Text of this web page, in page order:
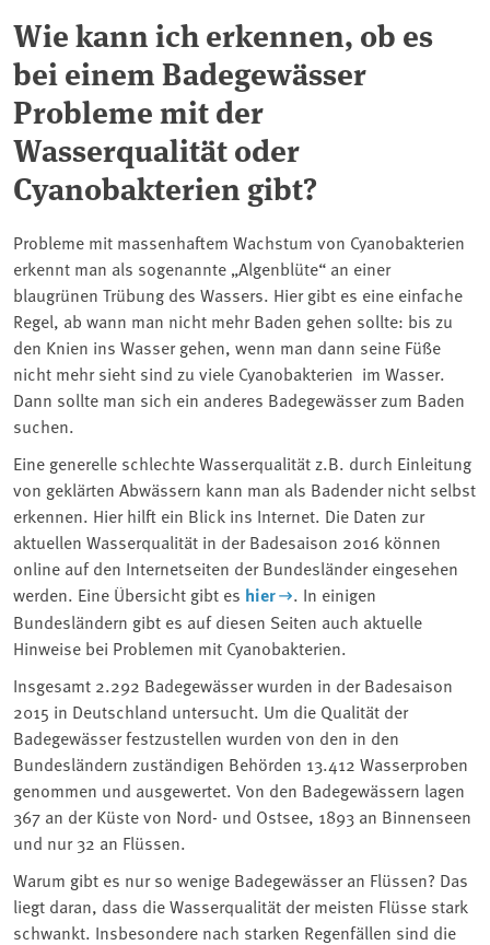
Wie kann ich erkennen, ob es
bei einem Badegewässer
Probleme mit der
Wasserqualität oder
Cyanobakterien gibt?
Probleme mit massenhaftem Wachstum von Cyanobakterien
erkennt man als sogenannte „Algenblüte“ an einer
blaugrünen Trübung des Wassers. Hier gibt es eine einfache
Regel, ab wann man nicht mehr Baden gehen sollte: bis zu
den Knien ins Wasser gehen, wenn man dann seine Füße
nicht mehr sieht sind zu viele Cyanobakterien im Wasser.
Dann sollte man sich ein anderes Badegewässer zum Baden
suchen.
Eine generelle schlechte Wasserqualität z.B. durch Einleitung
von geklärten Abwässern kann man als Badender nicht selbst
erkennen. Hier hilft ein Blick ins Internet. Die Daten zur
aktuellen Wasserqualität in der Badesaison 2016 können
online auf den Internetseiten der Bundesländer eingesehen
werden. Eine Übersicht gibt es hier
. In einigen
Bundesländern gibt es auf diesen Seiten auch aktuelle
Hinweise bei Problemen mit Cyanobakterien.
Insgesamt 2.292 Badegewässer wurden in der Badesaison
2015 in Deutschland untersucht. Um die Qualität der
Badegewässer festzustellen wurden von den in den
Bundesländern zuständigen Behörden 13.412 Wasserproben
genommen und ausgewertet. Von den Badegewässern lagen
367 an der Küste von Nord- und Ostsee, 1893 an Binnenseen
und nur 32 an Flüssen.
Warum gibt es nur so wenige Badegewässer an Flüssen? Das
liegt daran, dass die Wasserqualität der meisten Flüsse stark
schwankt. Insbesondere nach starken Regenfällen sind die